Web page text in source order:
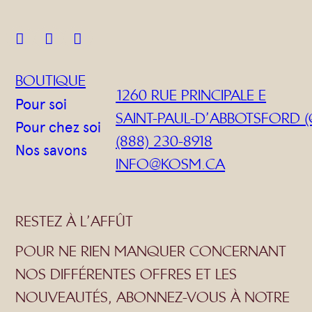
M
a
r
s
l
e
  
BOUTIQUE
Pour soi
Pour chez soi
Nos savons
1260 RUE PRINCIPALE E
SAINT-PAUL-D’ABBOTSFORD
(888) 230-8918
INFO@KOSM.CA
RESTEZ À L’AFFÛT
POUR NE RIEN MANQUER CONCERNANT
NOS DIFFÉRENTES OFFRES ET LES
NOUVEAUTÉS, ABONNEZ-VOUS À NOTRE